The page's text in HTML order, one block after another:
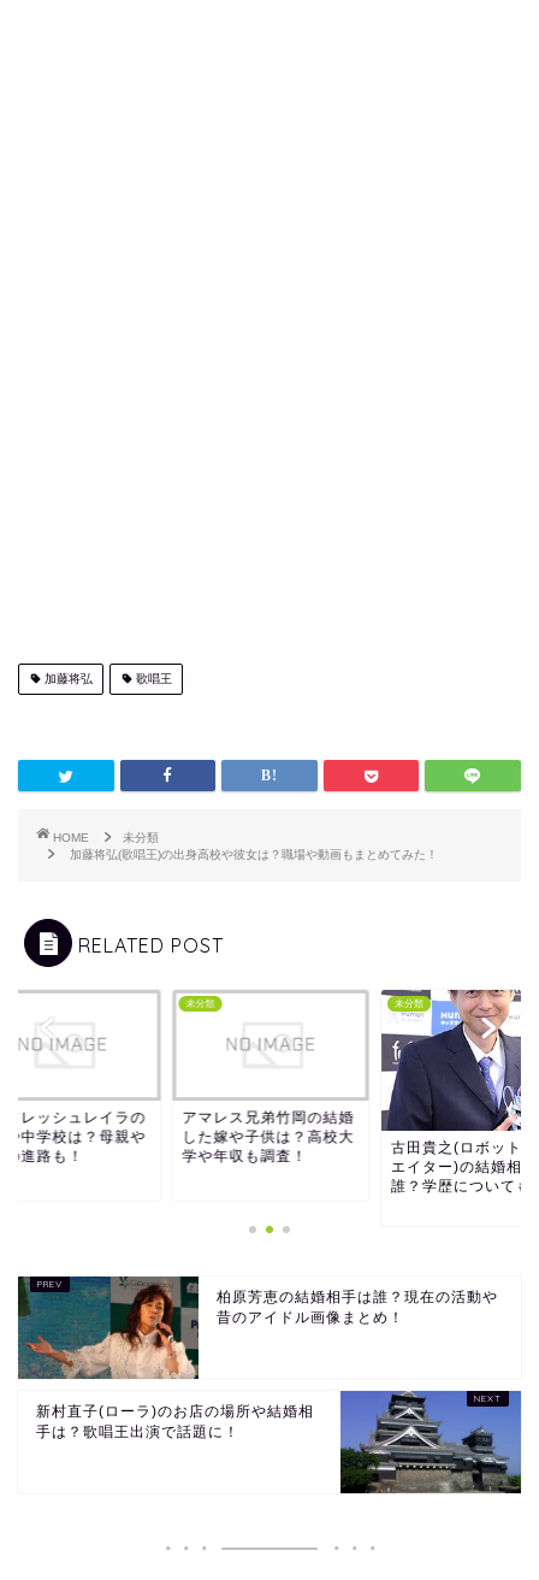
加藤将弘 歌唱王
HOME
未分類
加藤将弘(歌唱王)の出身高校や彼女は？職場や動画もまとめてみた！
RELATED POST
フレッシュレイラの
や中学校は？母親や
の進路も！
未分類
アマレス兄弟竹岡の結婚
した嫁や子供は？高校大
学や年収も調査！
未分類
古田貴之(ロボット
エイター)の結婚相
誰？学歴についても
柏原芳恵の結婚相手は誰？現在の活動や
昔のアイドル画像まとめ！
新村直子(ローラ)のお店の場所や結婚相
手は？歌唱王出演で話題に！